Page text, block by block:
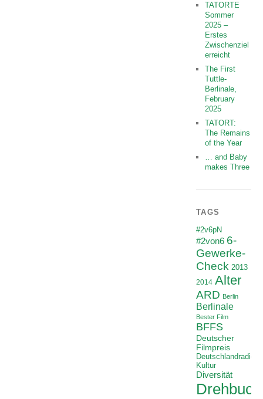
TATORTE
Sommer
2025 –
Erstes
Zwischenziel
erreicht
The First
Tuttle-
Berlinale,
February
2025
TATORT:
The Remains
of the Year
… and Baby
makes Three
TAGS
#2v6pN
#2von6 6-
Gewerke-
Check 2013
2014 Alter
ARD Berlin
Berlinale
Bester Film
BFFS
Deutscher
Filmpreis
Deutschlandradio
Kultur
Diversität
Drehbuch